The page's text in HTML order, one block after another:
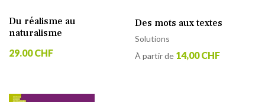
Du réalisme au
naturalisme
29.00 CHF
Des mots aux textes
Solutions
À partir de 14,00 CHF